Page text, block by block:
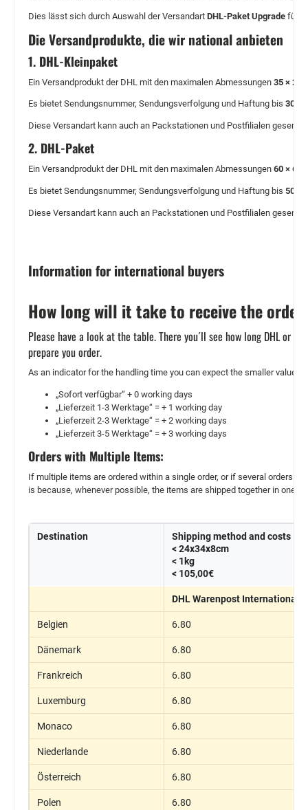
Dies lässt sich durch Auswahl der Versandart DHL-Paket Upgrade für
Die Versandprodukte, die wir national anbieten
1. DHL-Kleinpaket
Ein Versandprodukt der DHL mit den maximalen Abmessungen 35 × 25
Es bietet Sendungsnummer, Sendungsverfolgung und Haftung bis
Diese Versandart kann auch an Packstationen und Postfilialen
2. DHL-Paket
Ein Versandprodukt der DHL mit den maximalen Abmessungen 60 × 60
Es bietet Sendungsnummer, Sendungsverfolgung und Haftung bis
Diese Versandart kann auch an Packstationen und Postfilialen
Information for international buyers
How long will it take to receive the order
Please have a look at the table. There you´ll see how long DHL or
prepare you order.
As an indicator for the handling time you can expect the smaller value
„Sofort verfügbar“ + 0 working days
„Lieferzeit 1-3 Werktage“ = + 1 working day
„Lieferzeit 2-3 Werktage“ = + 2 working days
„Lieferzeit 3-5 Werktage“ = + 3 working days
Orders with Multiple Items:
If multiple items are ordered within a single order, or if several orders
is because, whenever possible, the items are shipped together in one
Destination
Shipping method and costs
< 24x34x8cm
< 1kg
< 105,00€
DHL Warenpost International
Belgien 6.80
Dänemark 6.80
Frankreich 6.80
Luxemburg 6.80
Monaco 6.80
Niederlande 6.80
Österreich 6.80
Polen 6.80